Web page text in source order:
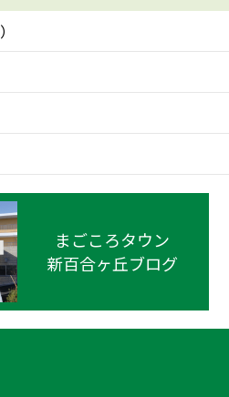
）
まごころタウン
新百合ヶ丘ブログ